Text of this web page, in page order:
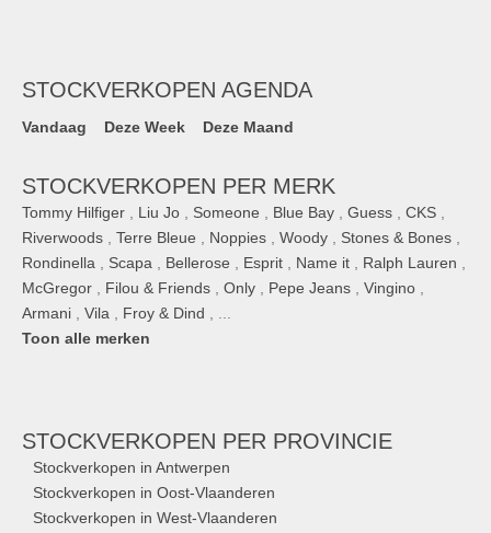
STOCKVERKOPEN AGENDA
Vandaag Deze Week Deze Maand
STOCKVERKOPEN PER MERK
Tommy Hilfiger Liu Jo Someone Blue Bay Guess CKS
Riverwoods
Terre Bleue Noppies Woody Stones & Bones
Rondinella
Scapa Bellerose Esprit Name it Ralph Lauren
McGregor
Filou & Friends Only Pepe Jeans Vingino
Armani
Vila Froy & Dind
Toon alle merken
STOCKVERKOPEN PER PROVINCIE
Stockverkopen in Antwerpen
Stockverkopen in Oost-Vlaanderen
Stockverkopen in West-Vlaanderen